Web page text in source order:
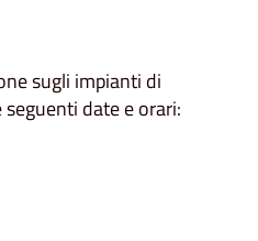
sugli impianti di
seguenti date e orari: